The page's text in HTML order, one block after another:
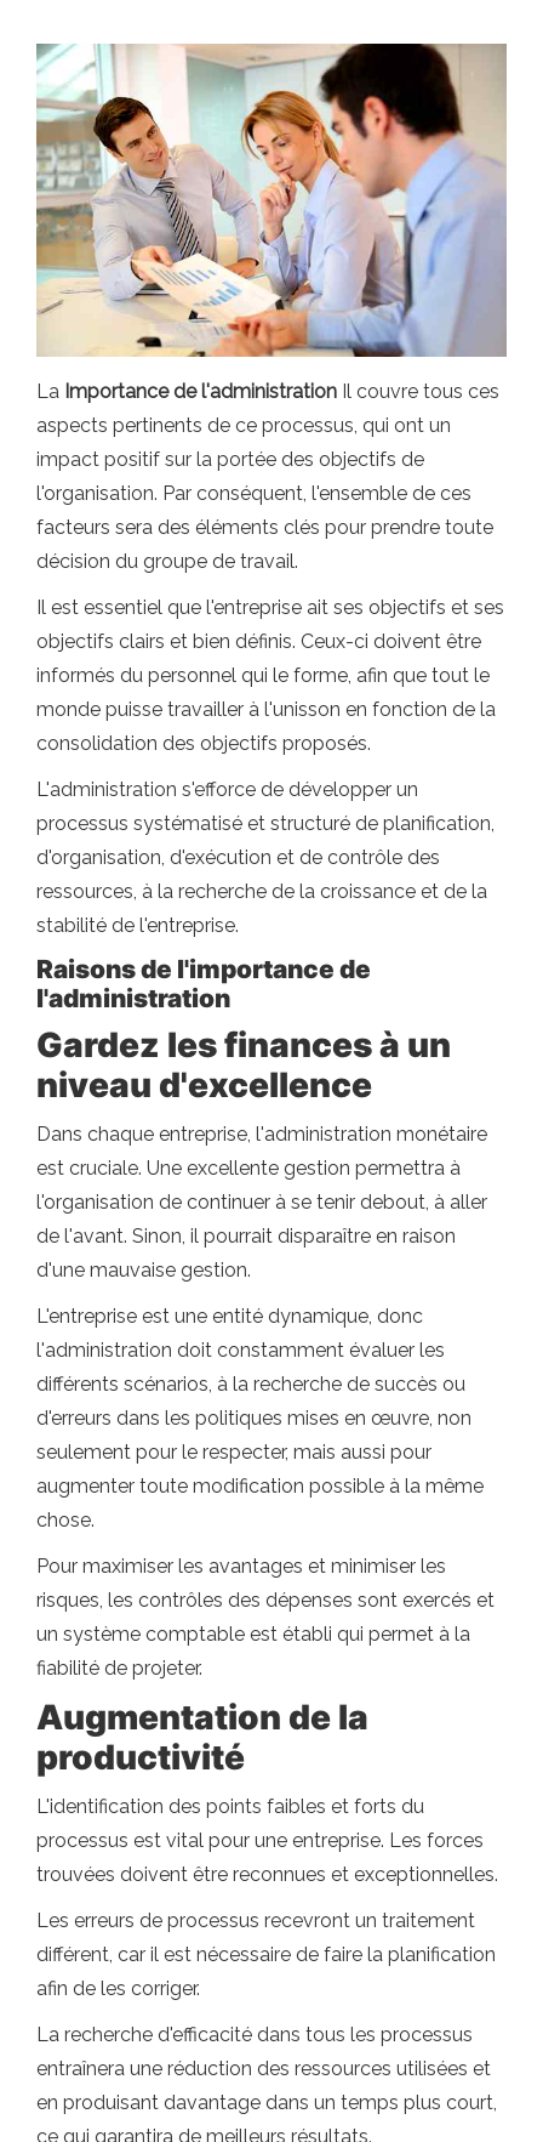
La Importance de l'administration Il couvre tous ces
aspects pertinents de ce processus, qui ont un
impact positif sur la portée des objectifs de
l'organisation. Par conséquent, l'ensemble de ces
facteurs sera des éléments clés pour prendre toute
décision du groupe de travail.
Il est essentiel que l'entreprise ait ses objectifs et ses
objectifs clairs et bien définis. Ceux-ci doivent être
informés du personnel qui le forme, afin que tout le
monde puisse travailler à l'unisson en fonction de la
consolidation des objectifs proposés.
L'administration s'efforce de développer un
processus systématisé et structuré de planification,
d'organisation, d'exécution et de contrôle des
ressources, à la recherche de la croissance et de la
stabilité de l'entreprise.
Raisons de l'importance de
l'administration
Gardez les finances à un
niveau d'excellence
Dans chaque entreprise, l'administration monétaire
est cruciale. Une excellente gestion permettra à
l'organisation de continuer à se tenir debout, à aller
de l'avant. Sinon, il pourrait disparaître en raison
d'une mauvaise gestion.
L'entreprise est une entité dynamique, donc
l'administration doit constamment évaluer les
différents scénarios, à la recherche de succès ou
d'erreurs dans les politiques mises en œuvre, non
seulement pour le respecter, mais aussi pour
augmenter toute modification possible à la même
chose.
Pour maximiser les avantages et minimiser les
risques, les contrôles des dépenses sont exercés et
un système comptable est établi qui permet à la
fiabilité de projeter.
Augmentation de la
productivité
L'identification des points faibles et forts du
processus est vital pour une entreprise. Les forces
trouvées doivent être reconnues et exceptionnelles.
Les erreurs de processus recevront un traitement
différent, car il est nécessaire de faire la planification
afin de les corriger.
La recherche d'efficacité dans tous les processus
entraînera une réduction des ressources utilisées et
en produisant davantage dans un temps plus court,
ce qui garantira de meilleurs résultats.